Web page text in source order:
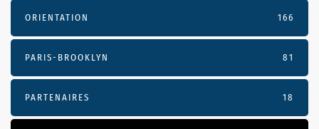
ORIENTATION 166
PARIS-BROOKLYN 81
PARTENAIRES 18